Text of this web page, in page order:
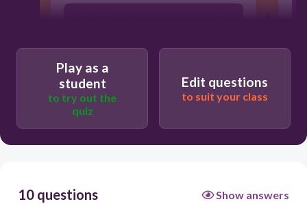
Basahin ang kanyang gawa at pagalitan
kung nagkamali.
pagtawanan ito.
Play as a
student
to try out the
quiz
Edit questions
to suit your class
10 questions Show answers